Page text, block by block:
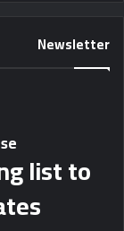
Newsletter
list to